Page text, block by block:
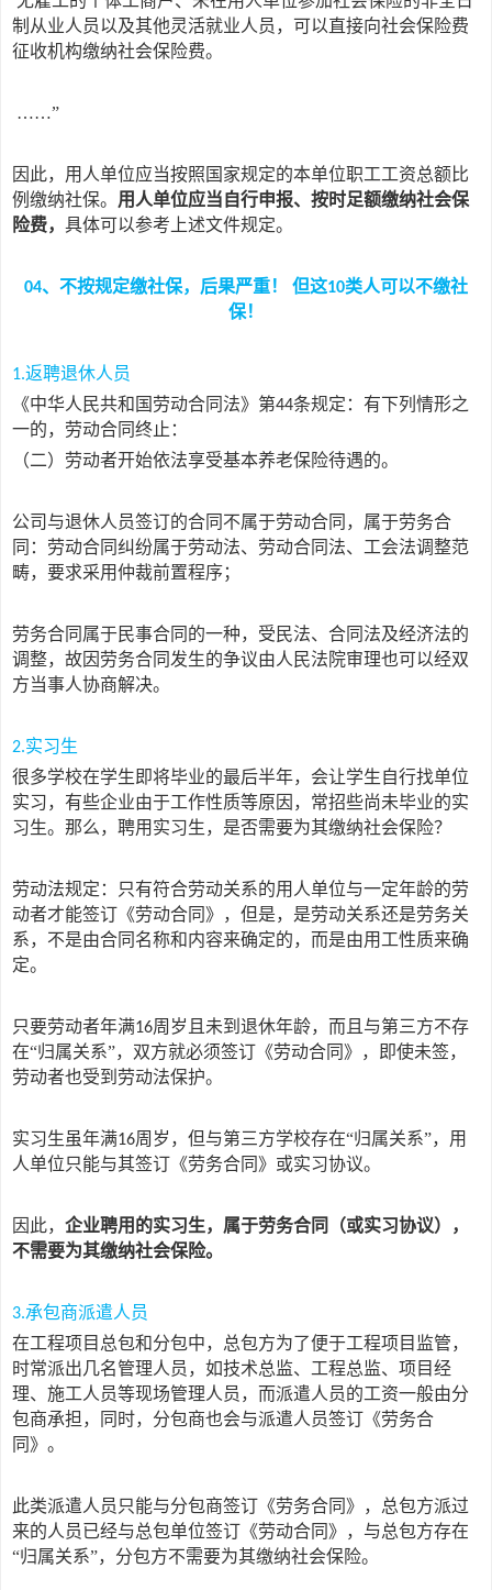
制从业人员以及其他灵活就业人员，可以直接向社会保险费
征收机构缴纳社会保险费。
……”
因此，用人单位应当按照国家规定的本单位职工工资总额比
例缴纳社保。 用人单位应当自行申报、按时足额缴纳社会保
险费， 具体可以参考上述文件规定。
04、不按规定缴社保，后果严重！ 但这10类人可以不缴社
保！
1.返聘退休人员
《中华人民共和国劳动合同法》第44条规定：有下列情形之
一的，劳动合同终止：
（二） 劳动者开始依法享受基本养老保险待遇的。
公司与退休人员签订的合同不属于劳动合同，属于劳务合
同：劳动合同纠纷属于劳动法、劳动合同法、工会法调整范
畴，要求采用仲裁前置程序；
劳务合同属于民事合同的一种，受民法、合同法及经济法的
调整，故因劳务合同发生的争议由人民法院审理也可以经双
方当事人协商解决。
2.实习生
很多学校在学生即将毕业的最后半年，会让学生自行找单位
实习，有些企业由于工作性质等原因，常招些尚未毕业的实
习生。那么，聘用实习生，是否需要为其缴纳社会保险？
劳动法规定：只有符合劳动关系的用人单位与一定年龄的劳
动者才能签订《劳动合同》，但是，是劳动关系还是劳务关
系，不是由合同名称和内容来确定的，而是由用工性质来确
定。
只要劳动者年满16周岁且未到退休年龄，而且与第三方不存
在“归属关系”，双方就必须签订《劳动合同》，即使未签，
劳动者也受到劳动法保护。
实习生虽年满16周岁，但与第三方学校存在“归属关系”，用
人单位只能与其签订《劳务合同》或实习协议。
因此， 企业聘用的实习生，属于劳务合同（或实习协议），
不需要为其缴纳社会保险。
3.承包商派遣人员
在工程项目总包和分包中，总包方为了便于工程项目监管，
时常派出几名管理人员，如技术总监、工程总监、项目经
理、施工人员等现场管理人员，而派遣人员的工资一般由分
包商承担，同时，分包商也会与派遣人员签订《劳务合
同》。
此类派遣人员只能与分包商签订《劳务合同》，总包方派过
来的人员已经与总包单位签订《劳动合同》，与总包方存在
“归属关系”，分包方不需要为其缴纳社会保险。